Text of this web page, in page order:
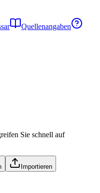
Quellenangaben
Sie schnell auf
Importieren